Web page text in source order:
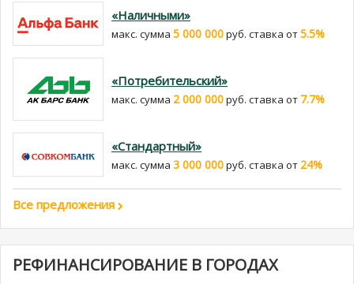
«Наличными»
макс. сумма 5 000 000руб. cтавка от5.5%
«Потребительский»
макс. сумма 2 000 000руб. cтавка от 7.7%
«Стандартный»
макс. сумма 3 000 000руб. cтавка от 24%
Все предложения
РЕФИНАНСИРОВАНИЕ В ГОРОДАХ